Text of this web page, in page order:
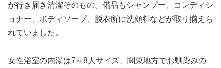
が行き届き清潔そのもの。備品もシャンプー、コンディシ
ョナー、ボディソープ、脱衣所に洗顔料などが取り揃えら
れていました。
女性浴室の内湯は7～8人サイズ、関東地方でお馴染みの